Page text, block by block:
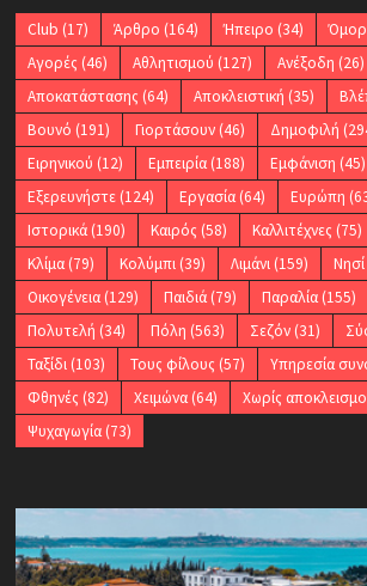
Club (17) Άρθρο (164) Ήπειρο (34)
Αγορές (46) Αθλητισμού (127) Ανέξοδη (26)
Αποκατάστασης (64) Αποκλειστική (35)
Βουνό (191) Γιορτάσουν(46) Δημοφιλή
Ειρηνικού (12) Εμπειρία(188) Εμφάνιση (45)
Εξερευνήστε(124) Εργασία(64) Ευρώπη
Ιστορικά(190) Καιρός (58) Καλλιτέχνες (75)
Κλίμα(79) Κολύμπι(39) Λιμάνι(159) Νησί
Οικογένεια(129) Παιδιά(79) Παραλία(155)
Πολυτελή (34) Πόλη (563) Σεζόν(31)
Ταξίδι(103) Τους φίλους (57) Υπηρεσία
Φθηνές (82) Χειμώνα(64) Χωρίς
Ψυχαγωγία(73)